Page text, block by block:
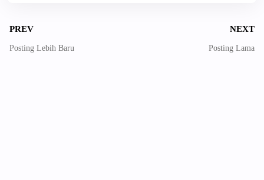
PREV
Posting Lebih Baru
NEXT
Posting Lama